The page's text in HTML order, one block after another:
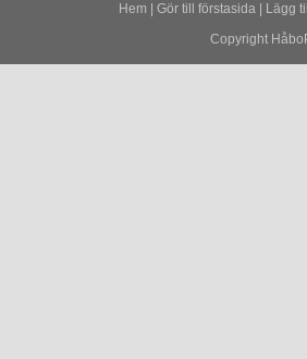
Hem Gör till förstasida|
Lägg
Copyright